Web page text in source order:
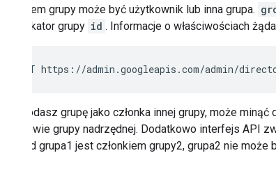
Członkiem grupy może być użytkownik lub inna grupa.
identyfikator grupy id . Informacje o właściwościach
POST https://admin.googleapis.com/admin/
Jeśli dodasz grupę jako członka innej grupy, może
członkowie grupy nadrzędnej. Dodatkowo interfejs API
przykład grupa1 jest członkiem grupy2, grupa2 nie może